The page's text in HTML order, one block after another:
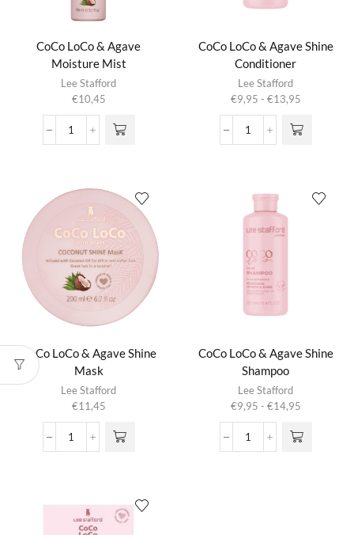
CoCo LoCo & Agave
Moisture Mist
Lee Stafford
€10,45
CoCo
Moisture
Mist
aantal
CoCo LoCo & Agave Shine
Conditioner
Lee Stafford
€9,95 - €13,95Prijsklasse:
tot
CoCo
Shine
Conditioner
aantal
heeft
meerdere
Deze optie
CoCo LoCo & Agave Shine
Mask
Lee Stafford
€11,45
CoCo
Shine
Mask
CoCo LoCo & Agave Shine
Shampoo
Lee Stafford
€9,95 - €14,95Prijsklasse:
tot
CoCo
heeft
meerdere
Deze optie